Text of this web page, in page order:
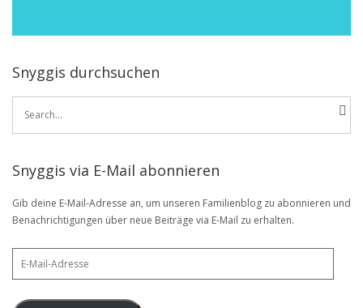
Snyggis durchsuchen
Search
Snyggis via E-Mail abonnieren
Gib deine E-Mail-Adresse an, um unseren Familienblog zu abonnieren und
Benachrichtigungen über neue Beiträge via E-Mail zu erhalten.